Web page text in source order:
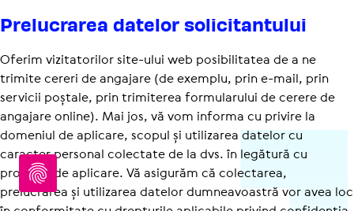
Prelu­crarea datelor soli­ci­tan­tului
Oferim vizitatorilor site-ului web posibilitatea de a ne
trimite cereri de angajare (de exemplu, prin e-mail, prin
servicii poștale, prin trimiterea formularului de cerere de
angajare online). Mai jos, vă vom informa cu privire la
domeniul de aplicare, scopul și utilizarea datelor cu
caracter personal colectate de la dvs. în legătură cu
procesul de aplicare. Vă asigurăm că colectarea,
prelucrarea și utilizarea datelor dumneavoastră vor avea loc